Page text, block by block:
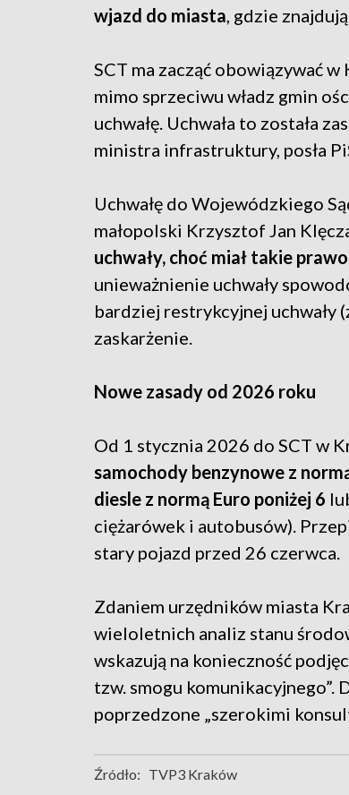
wjazd do miasta , gdzie
SCT ma zacząć obowiązywać
mimo sprzeciwu władz gmin
uchwałę. Uchwała to została
ministra infrastruktury, posła
Uchwałę do Wojewódzkiego
małopolski Krzysztof Jan
uchwały, choć miał takie prawo
unieważnienie uchwały
bardziej restrykcyjnej uchwały
zaskarżenie.
Nowe zasady od 2026 roku
Od 1 stycznia 2026 do SCT w
samochody benzynowe z
diesle z normą Euro poniżej 6
ciężarówek i autobusów).
stary pojazd przed 26 czerwca.
Zdaniem urzędników miasta
wieloletnich analiz stanu
wskazują na konieczność
tzw. smogu komunikacyjnego”.
poprzedzone „szerokimi
Źródło: TVP3 Kraków